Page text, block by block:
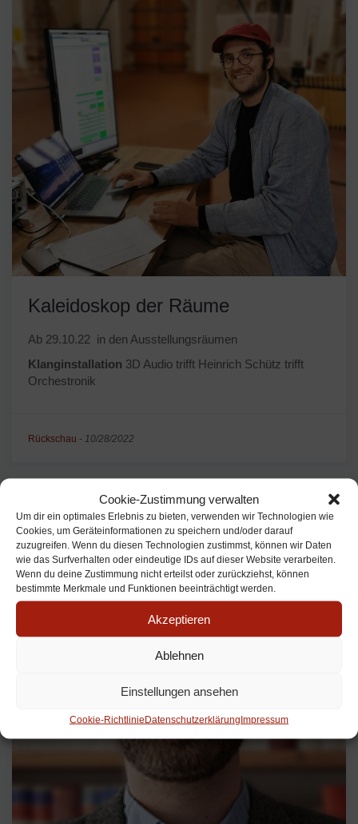
Cookie-Zustimmung verwalten
Um dir ein optimales Erlebnis zu bieten, verwenden wir Technologien wie
Cookies, um Geräteinformationen zu speichern und/oder darauf
zuzugreifen. Wenn du diesen Technologien zustimmst, können wir Daten
wie das Surfverhalten oder eindeutige IDs auf dieser Website verarbeiten.
Wenn du deine Zustimmung nicht erteilst oder zurückziehst, können
bestimmte Merkmale und Funktionen beeinträchtigt werden.
Akzeptieren
Ablehnen
Einstellungen ansehen
Cookie-RichtlinieDatenschutzerklärungImpressum
Kaleidoskop der Räume
Ab 29.10.22 in den Ausstellungsräumen
Klanginstallation 3D Audio trifft Heinrich Schütz trifft
Orchestronik
Rückschau - 10/28/2022